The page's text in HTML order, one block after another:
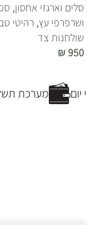
סלים וארגזי אחסון,
ושרפרפי עץ, רהיטי
שולחנות צד
₪950
מערכת